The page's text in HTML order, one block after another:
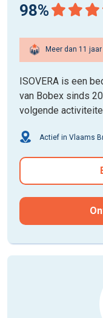
98%
Meer dan 11
ISOVERA is een
van Bobex sinds
volgende
Actief in Vlaams